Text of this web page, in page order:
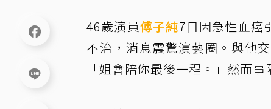
46歲演員傅子純7日因急性血癌
不治，消息震驚演藝圈。與他
「姐會陪你最後一程。」然而